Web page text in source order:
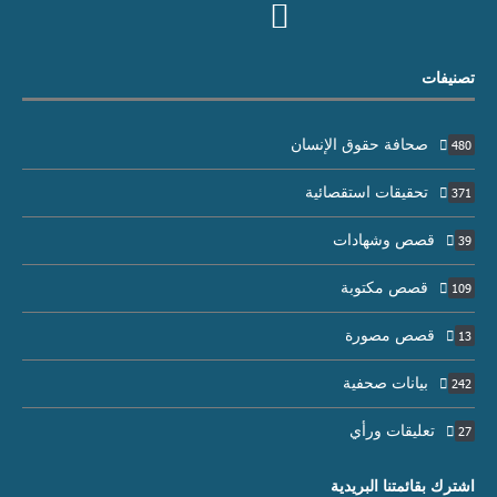
تصنيفات
صحافة حقوق الإنسان 480
تحقيقات استقصائية 371
قصص وشهادات 39
قصص مكتوبة 109
قصص مصورة 13
بيانات صحفية 242
تعليقات ورأي 27
اشترك بقائمتنا البريدية